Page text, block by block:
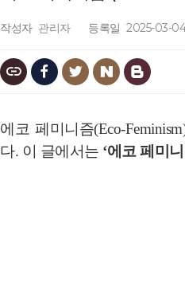
작성자 관리자 등록일 2025-03-04
에코 페미니즘(Eco-
다. 이 글에서는 ‘에코 페미